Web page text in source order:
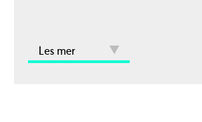
Les mer